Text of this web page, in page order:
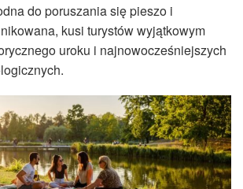
do poruszania się pieszo i
kusi turystów wyjątkowym
uroku i najnowocześniejszych